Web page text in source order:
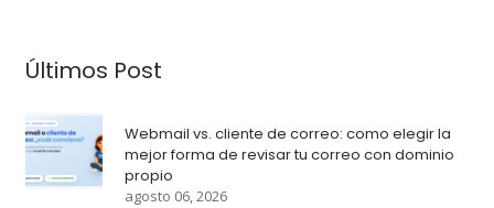
Últimos Post
Webmail vs. cliente de correo: como elegir la
mejor forma de revisar tu correo con dominio
propio
agosto 06, 2026